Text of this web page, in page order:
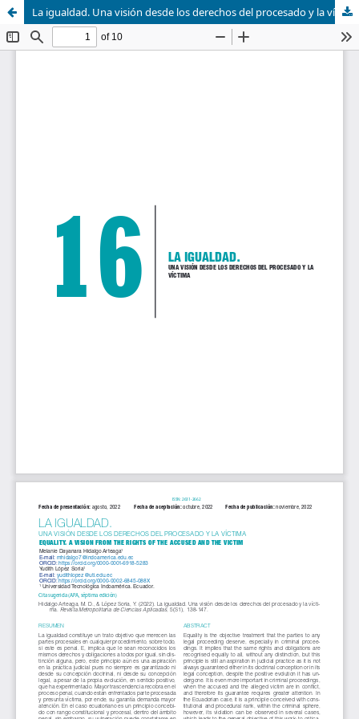
La igualdad. Una visión desde los derechos del procesado y la víctima